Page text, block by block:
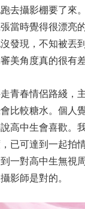
去攝影棚要了來
當時覺得很漂亮
發現，不知被丟
美角度真的很有差
青春情侶路綫，
比較糖水。個人
高中生會喜歡。
已可達到一起拍
一對高中生無視
影師是對的。